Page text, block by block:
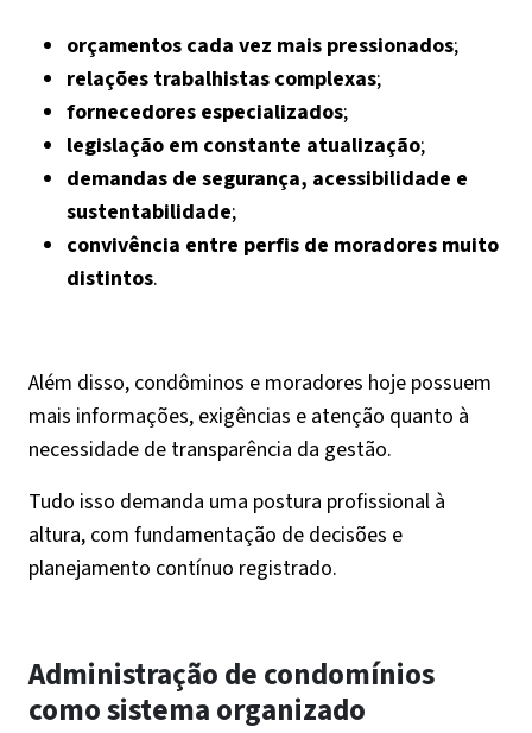
orçamentos cada vez mais pressionados;
relações trabalhistas complexas;
fornecedores especializados;
legislação em constante atualização;
demandas de segurança, acessibilidade e
sustentabilidade;
convivência entre perfis de moradores muito
distintos.
Além disso, condôminos e moradores hoje possuem
mais informações, exigências e atenção quanto à
necessidade de transparência da gestão.
Tudo isso demanda uma postura profissional à
altura, com fundamentação de decisões e
planejamento contínuo registrado.
Administração de condomínios
como sistema organizado